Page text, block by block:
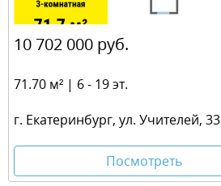
10 702 000 руб.
71.70 м² | 6 - 19 эт.
г. Екатеринбург, ул. Учителей, 33
Посмотреть